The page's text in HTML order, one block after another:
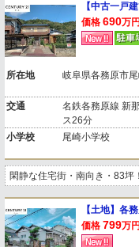
【中古一戸
価格 690万円
所在地 岐阜県各務原市
交通
名鉄各務原線 新
ス26分
小学校 尾崎小学校
閑静な住宅街・南向き・83坪！
【土地】各
価格 799万円